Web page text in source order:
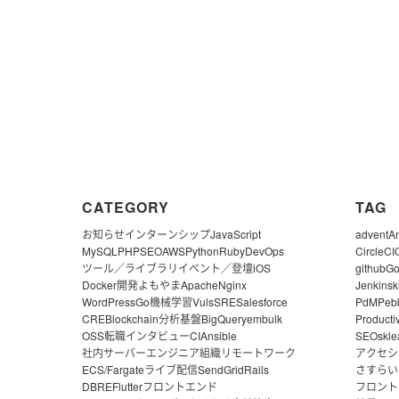
CATEGORY
お知らせインターンシップJavaScript
MySQL PHPSEOAWSPythonRubyDevOps
ツール／ライブラリイベント／登壇iOS
Docker開発よもやまApacheNginx
WordPressGo機械学習VulsSRESalesforce
CREBlockchain分析基盤BigQueryembulk
OSS転職インタビューCIAnsible
社内サーバーエンジニア組織リモートワーク
ECS/Fargateライブ配信SendGridRails
DBREFlutterフロントエンド
TAG
advent
CircleCI
githubGo
Jenkins
PdM
SEO
アクセ
さすら
フロン